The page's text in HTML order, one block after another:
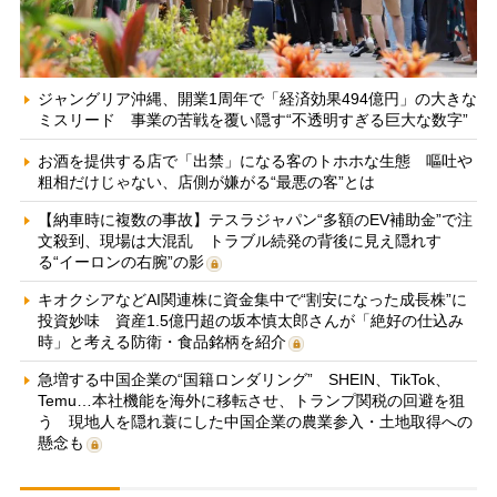
ジャングリア沖縄、開業1周年で「経済効果494億円」の大きな
ミスリード 事業の苦戦を覆い隠す“不透明すぎる巨大な数字”
お酒を提供する店で「出禁」になる客のトホホな生態 嘔吐や
粗相だけじゃない、店側が嫌がる“最悪の客”とは
【納車時に複数の事故】テスラジャパン“多額のEV補助金”で注
文殺到、現場は大混乱 トラブル続発の背後に見え隠れす
る“イーロンの右腕”の影
キオクシアなどAI関連株に資金集中で“割安になった成長株”に
投資妙味 資産1.5億円超の坂本慎太郎さんが「絶好の仕込み
時」と考える防衛・食品銘柄を紹介
急増する中国企業の“国籍ロンダリング” SHEIN、TikTok、
Temu…本社機能を海外に移転させ、トランプ関税の回避を狙
う 現地人を隠れ蓑にした中国企業の農業参入・土地取得への
懸念も